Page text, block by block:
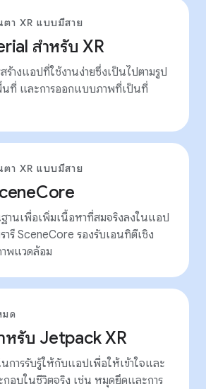
า XR แบบมีสาย
สำหรับ XR
สร้างแอปที่ใช้งานง่ายซึ่งเป็นไปตามรูป
นที่ และการออกแบบภาพที่เป็นที่
า XR แบบมีสาย
านเพื่อเพิ่มเนื้อหาที่สมจริงลงในแอป
ารี SceneCore รองรับเอนทิตีเชิง
พแวดล้อม
ด
หรับ Jetpack XR
นการรับรู้ให้กับแอปเพื่อให้เข้าใจและ
อบในชีวิตจริง เช่น หมุดยึดและการ